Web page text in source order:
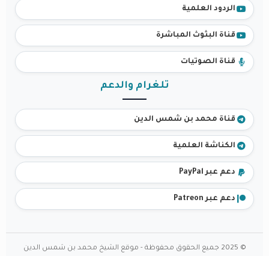
الردود العلمية
قناة البثوث المباشرة
قناة الصوتيات
تلغرام والدعم
قناة محمد بن شمس الدين
الكناشة العلمية
دعم عبر PayPal
دعم عبر Patreon
© 2025 جميع الحقوق محفوظة - موقع الشيخ محمد بن شمس الدين